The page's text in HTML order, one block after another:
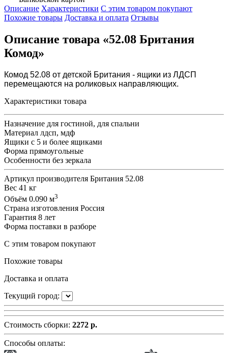
Описание Характеристики С этим товаром покупают
Похожие товары Доставка и оплата Отзывы
Описание товара «52.08 Британия
Комод»
Комод 52.08 от детской Британия - ящики из ЛДСП
перемещаются на роликовых направляющих.
Характеристики товара
Назначение для гостиной, для спальни
Материал лдсп, мдф
Ящики с 5 и более ящиками
Форма прямоугольные
Особенности без зеркала
Артикул производителя Британия 52.08
Вес 41 кг
Объём 0.090 м3
Страна изготовления Россия
Гарантия 8 лет
Форма поставки в разборе
С этим товаром покупают
Похожие товары
Доставка и оплата
Текущий город:
Стоимость сборки: 2272 р.
Способы оплаты: